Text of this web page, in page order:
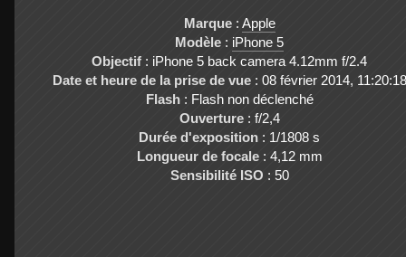
Marque: Apple
Modèle : iPhone 5
Objectif : iPhone 5 back camera 4.12mm f/2.4
Date et heure de la prise de vue: 08 février 2014, 11:20:18
Flash: Flash non déclenché
Ouverture: f/2,4
Durée d'exposition : 1/1808 s
Longueur de focale: 4,12 mm
Sensibilité ISO : 50